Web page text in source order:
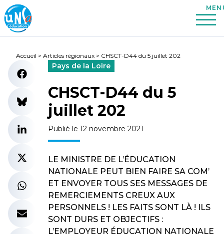
Accueil > Articles régionaux > CHSCT-D44 du 5 juillet 202
Pays de la Loire
CHSCT-D44 du 5
juillet 202
Publié le 12 novembre 2021
LE MINISTRE DE L’ÉDUCATION
NATIONALE PEUT BIEN FAIRE SA COM’
ET ENVOYER TOUS SES MESSAGES DE
REMERCIEMENTS CREUX AUX
PERSONNELS ! LES FAITS SONT LÀ ! ILS
SONT DURS ET OBJECTIFS :
L’EMPLOYEUR ÉDUCATION NATIONALE